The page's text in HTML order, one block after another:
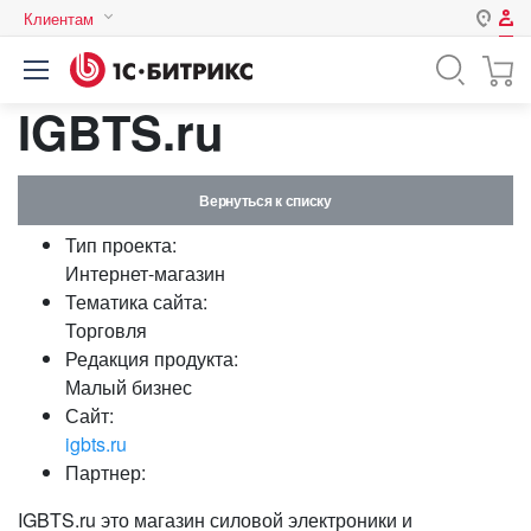
Клиентам
Авторизация
Логин
Пароль
Забыли свой пароль?
или войдите с помощью
IGBTS.ru
Вернуться к списку
Тип проекта:
Интернет-магазин
Тематика сайта:
Торговля
Редакция продукта:
Малый бизнес
Сайт:
igbts.ru
Партнер:
IGBTS.ru это магазин силовой электроники и